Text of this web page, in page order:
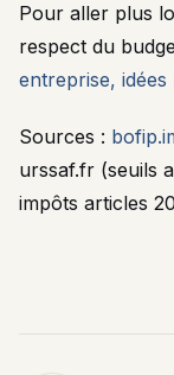
Pour aller plus
respect du
entreprise,
Sources :
urssaf.fr (seuils
impôts articles